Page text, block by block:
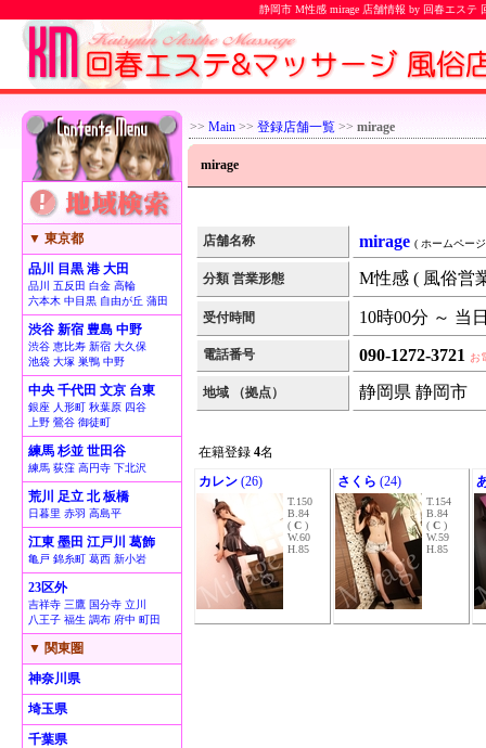
静岡市 M性感 mirage 店舗情報 by 回春エステ
▼ 東京都
品川 目黒 港 大田
品川 五反田 白金 高輪
六本木 中目黒 自由が丘 蒲田
渋谷 新宿 豊島 中野
渋谷 恵比寿 新宿 大久保
池袋 大塚 巣鴨 中野
中央 千代田 文京 台東
銀座 人形町 秋葉原 四谷
上野 鶯谷 御徒町
練馬 杉並 世田谷
練馬 荻窪 高円寺 下北沢
荒川 足立 北 板橋
日暮里 赤羽 高島平
江東 墨田 江戸川 葛飾
亀戸 錦糸町 葛西 新小岩
23区外
吉祥寺 三鷹 国分寺 立川
八王子 福生 調布 府中 町田
▼ 関東圏
神奈川県
埼玉県
千葉県
>> Main >> 登録店舗一覧 >> mirage
mirage
店舗名称 mirage ( ホームペー
分類 営業形態 M性感 ( 風俗営
受付時間 10時00分 ～ 当
電話番号 090-1272-3721 お
地域 （拠点） 静岡県 静岡市
在籍登録 4名
カレン (26)
T.150
B.84
( C )
W.60
H.85
さくら (24)
T.154
B.84
( C )
W.59
H.85